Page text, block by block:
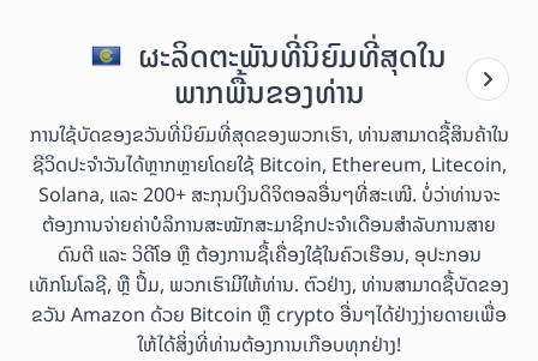
ຜະລິດຕະພັນທີ່ນິຍົມທີ່ສຸດໃນ
ພາກພື້ນຂອງທ່ານ
ການໃຊ້ບັດຂອງຂວັນທີ່ນິຍົມທີ່ສຸດຂອງພວກເຮົາ, ທ່ານສາມາດຊື້ສິນຄ້າໃນ
ຊີວິດປະຈຳວັນໄດ້ຫຼາກຫຼາຍໂດຍໃຊ້ Bitcoin, Ethereum, Litecoin,
Solana, ແລະ 200+ ສະກຸນເງິນດິຈິຕອລອື່ນໆທີ່ສະເໜີ. ບໍ່ວ່າທ່ານຈະ
ຕ້ອງການຈ່າຍຄ່າບໍລິການສະໝັກສະມາຊິກປະຈຳເດືອນສຳລັບການສາຍ
ດົນຕີ ແລະ ວິດີໂອ ຫຼື ຕ້ອງການຊື້ເຄື່ອງໃຊ້ໃນຄົວເຮືອນ, ອຸປະກອນ
ເທັກໂນໂລຊີ, ຫຼື ປຶ້ມ, ພວກເຮົາມີໃຫ້ທ່ານ. ຕົວຢ່າງ, ທ່ານສາມາດຊື້ບັດຂອງ
ຂວັນ Amazon ດ້ວຍ Bitcoin ຫຼື crypto ອື່ນໆໄດ້ຢ່າງງ່າຍດາຍເພື່ອ
ໃຫ້ໄດ້ສິ່ງທີ່ທ່ານຕ້ອງການເກືອບທຸກຢ່າງ!